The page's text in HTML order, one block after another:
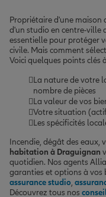
Propriétaire d'une
d'un studio en centre-ville
essentielle pour protéger
civile. Mais comment
Voici quelques points clés
La nature de votre
nombre de pièces
La valeur de vos
Votre situation
Les spécificités
Incendie, dégât des eaux,
habitation à Draguignan
quotidien. Nos agents
garanties et options à vos
assurance studio,
Découvrez tous nos